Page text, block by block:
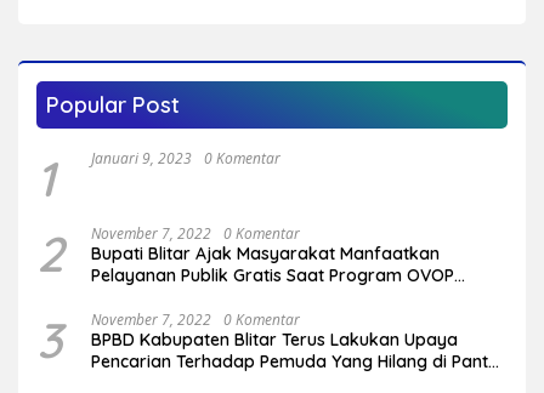
Popular Post
1 Januari 9, 2023 0 Komentar
2 November 7, 2022 0 Komentar
Bupati Blitar Ajak Masyarakat Manfaatkan
Pelayanan Publik Gratis Saat Program OVOP
3 November 7, 2022 0 Komentar
BPBD Kabupaten Blitar Terus Lakukan Upaya
Pencarian Terhadap Pemuda Yang Hilang di Pantai